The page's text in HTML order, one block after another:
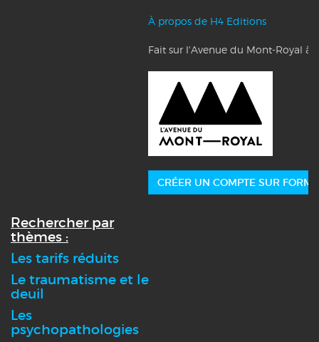
À propos de H4 Editions
Fait sur l'Avenue du Mont-Royal à
CRÉER UN COMPTE SUR
Rechercher par
thèmes :
Les tarifs réduits
Le traumatisme et le
deuil
Les
psychopathologies